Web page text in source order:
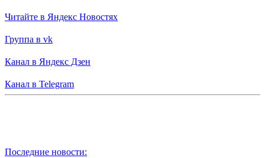
Читайте в Яндекс Новостях
Группа в vk
Канал в Яндекс Дзен
Канал в Telegram
Последние новости: